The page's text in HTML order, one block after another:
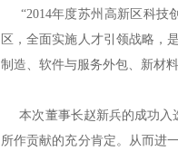
“2014年度苏州高新区科技
区，全面实施人才引领战略，
制造、软件与服务外包、新材
本次董事长赵新兵的成功入
所作贡献的充分肯定。从而进